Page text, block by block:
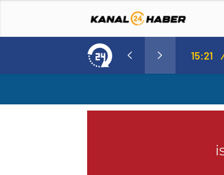
Norweç silahlı kuvvetleri kadınlardan oluşan özel kuvvetler eğitimlerini başlattı. 15:20